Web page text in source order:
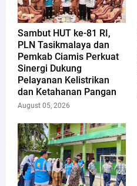
Sambut HUT ke-81 RI,
PLN Tasikmalaya dan
Pemkab Ciamis Perkuat
Sinergi Dukung
Pelayanan Kelistrikan
dan Ketahanan Pangan
August 05, 2026